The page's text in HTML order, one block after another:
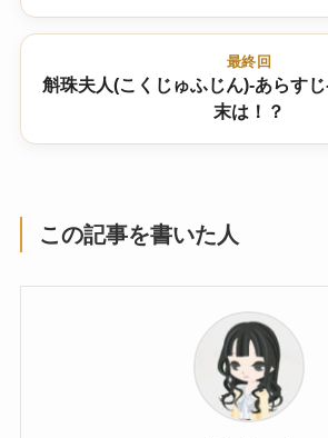
最終回
斛珠夫人(こくじゅふじん)-あらす
末は！？
この記事を書いた人